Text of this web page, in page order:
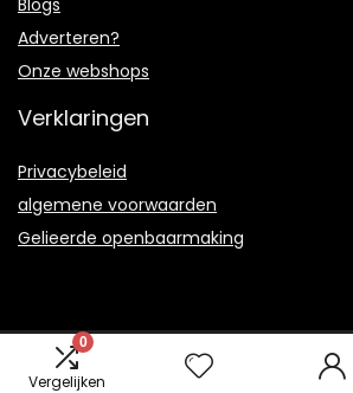
0
Vergelijken
Blogs
Adverteren?
Onze webshops
Verklaringen
Privacybeleid
algemene voorwaarden
Gelieerde openbaarmaking
2021 © Cafebouwman.nl Alle rechten